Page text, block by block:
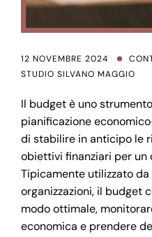
12 NOVEMBRE 2024
STUDIO SILVANO MAGGIO
Il budget è uno
pianificazione
di stabilire in anticipo le
obiettivi finanziari per
Tipicamente utilizzato
organizzazioni, il budget
modo ottimale,
economica e prendere